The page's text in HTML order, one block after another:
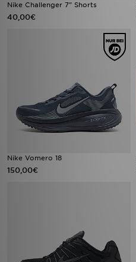
Nike Challenger 7" Shorts
40,00€
Nike Vomero 18
150,00€